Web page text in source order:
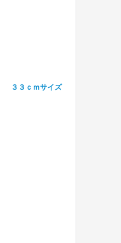
３３ｃｍサイズ